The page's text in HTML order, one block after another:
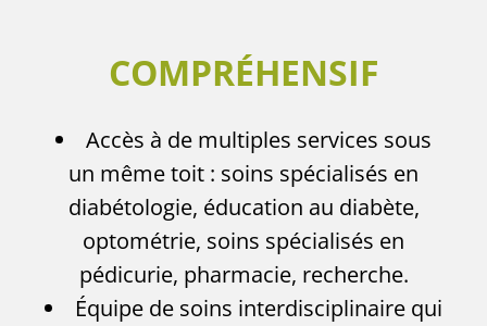
COMPRÉHENSIF
Accès à de multiples services sous
un même toit : soins spécialisés en
diabétologie, éducation au diabète,
optométrie, soins spécialisés en
pédicurie, pharmacie, recherche.
Équipe de soins interdisciplinaire qui